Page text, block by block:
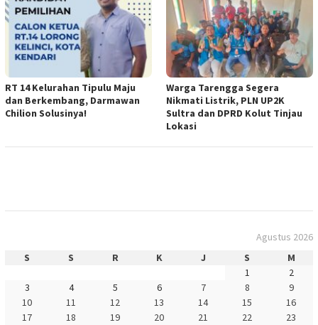
RT 14 Kelurahan Tipulu Maju
dan Berkembang, Darmawan
Chilion Solusinya!
Warga Tarengga Segera
Nikmati Listrik, PLN UP2K
Sultra dan DPRD Kolut Tinjau
Lokasi
Agustus 2026
S
S R K J S
M
1
2
3
4 5 6 7 8
9
10
11 12 13 14 15
16
17
18 19 20 21 22
23